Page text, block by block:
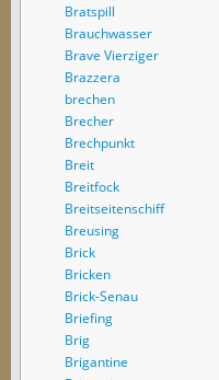
Bratspill
Brauchwasser
Brave Vierziger
Brazzera
brechen
Brecher
Brechpunkt
Breit
Breitfock
Breitseitenschiff
Breusing
Brick
Bricken
Brick-Senau
Briefing
Brig
Brigantine